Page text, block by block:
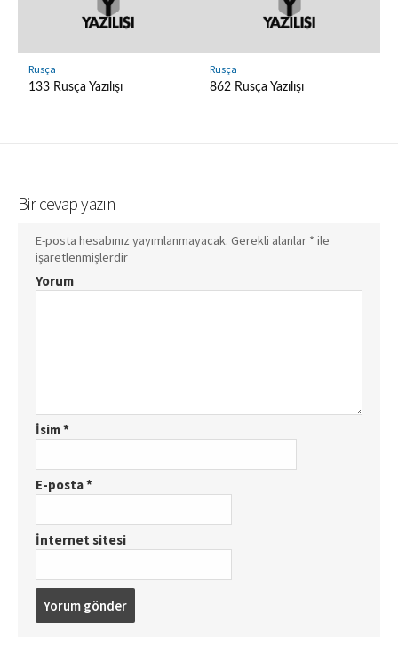
Rusça
133 Rusça Yazılışı
Rusça
862 Rusça Yazılışı
Bir cevap yazın
E-posta hesabınız yayımlanmayacak. Gerekli alanlar * ile
işaretlenmişlerdir
Yorum
İsim*
E-posta*
İnternet sitesi